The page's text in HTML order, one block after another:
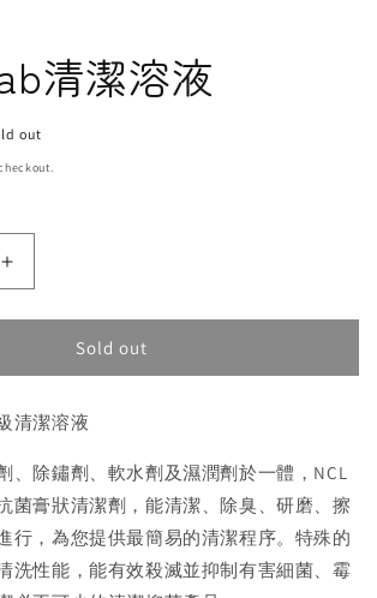
清潔溶液
out
Increase
quantity
for
Dab
潔
液
Sold out
清潔溶液
、除鏽劑、軟水劑及濕潤劑於一體，NCL
菌膏狀清潔劑，能清潔、除臭、研磨、擦
行，為您提供最簡易的清潔程序。特殊的
洗性能，能有效殺滅並抑制有害細菌、霉